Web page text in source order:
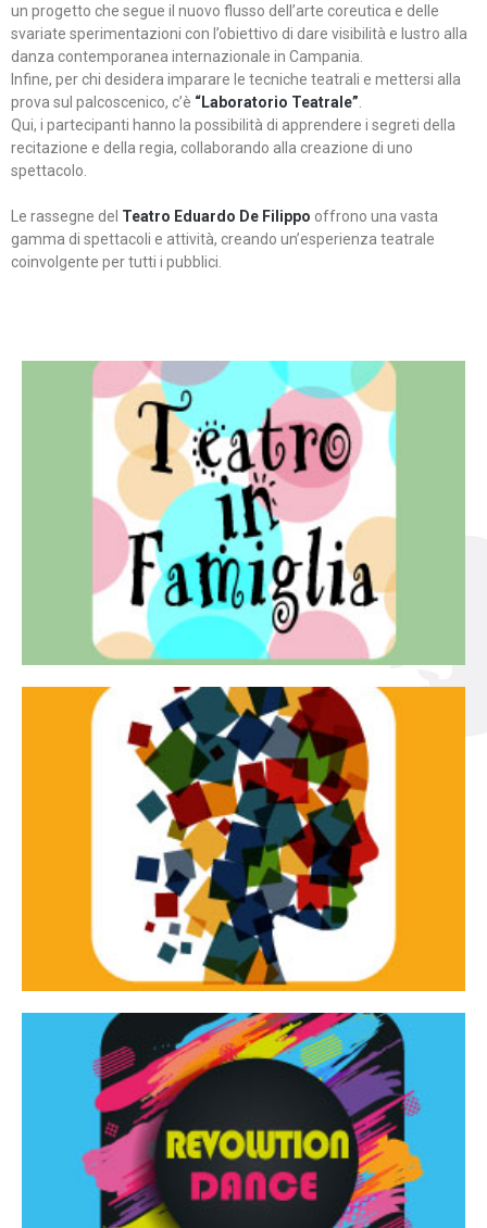
un progetto che segue il nuovo flusso dell’arte coreutica e delle
svariate sperimentazioni con l’obiettivo di dare visibilità e lustro alla
danza contemporanea internazionale in Campania.
Infine, per chi desidera imparare le tecniche teatrali e mettersi alla
prova sul palcoscenico, c’è “Laboratorio Teatrale”
Qui, i partecipanti hanno la possibilità di apprendere i segreti della
recitazione e della regia, collaborando alla creazione di uno
spettacolo.
Le rassegne del Teatro Eduardo De Filippo offrono una vasta
gamma di spettacoli e attività, creando un’esperienza teatrale
coinvolgente per tutti i pubblici.
Teatro in famiglia
Teatro In Famiglia è una rassegna di teatro concepita
per far condividere e godere del teatro all’intera
famiglia.
Continua
Tracce dinamiche
Tracce Dinamiche è una rassegna di teatro
d’innovazione e sperimentale.
Continua
Revolution Dance
Rassegna di danza contemporanea – I Edizione